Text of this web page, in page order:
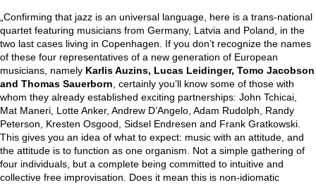
„Confirming that jazz is an universal language, here is a trans-national
quartet featuring musicians from Germany, Latvia and Poland, in the
two last cases living in Copenhagen. If you don’t recognize the names
of these four representatives of a new generation of European
musicians, namely Karlis Auzins, Lucas Leidinger, Tomo Jacobson
and Thomas Sauerborn, certainly you’ll know some of those with
whom they already established exciting partnerships: John Tchicai,
Mat Maneri, Lotte Anker, Andrew D’Angelo, Adam Rudolph, Randy
Peterson, Kresten Osgood, Sidsel Endresen and Frank Gratkowski.
This gives you an idea of what to expect: music with an attitude, and
the attitude is to function as one organism. Not a simple gathering of
four individuals, but a complete being committed to intuitive and
collective free improvisation. Does it mean this is non-idiomatic